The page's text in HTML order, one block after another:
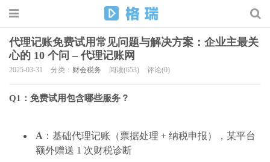
代理记账免费试用常见问题与解决方案：企业主最关
心的 10 个问 – 代理记账网
2025-03-31 分类： 财会税务 阅读(653) 评论(0)
Q1：免费试用包含哪些服务？
A ：基础代理记账（票据处理 + 纳税申报），某平台
额外赠送 1 次财税诊断